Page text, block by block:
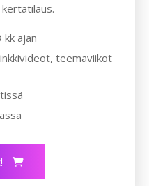
ajan
teemaviikot